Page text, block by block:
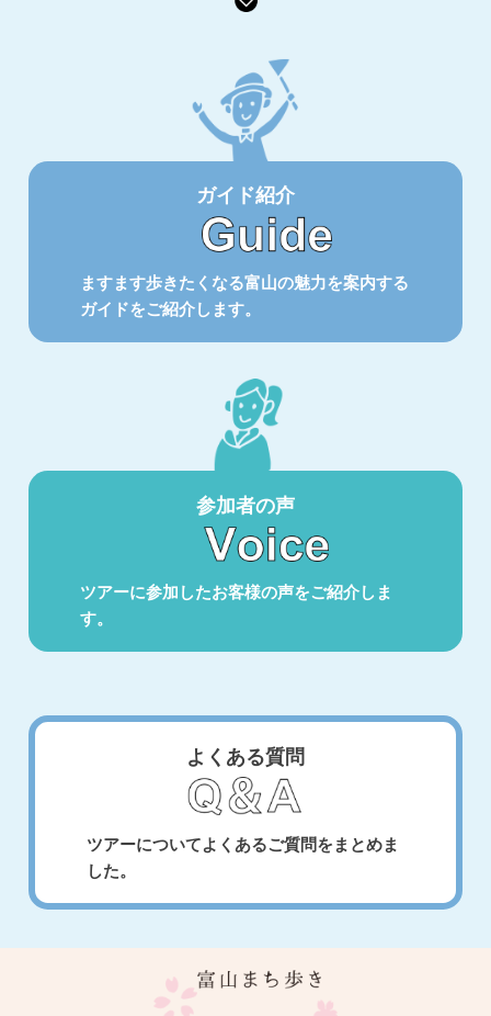
ガイド紹介
ますます歩きたくなる富山の魅力を案内する
ガイドをご紹介します。
参加者の声
ツアーに参加したお客様の声をご紹介しま
す。
よくある質問
ツアーについてよくあるご質問をまとめま
した。